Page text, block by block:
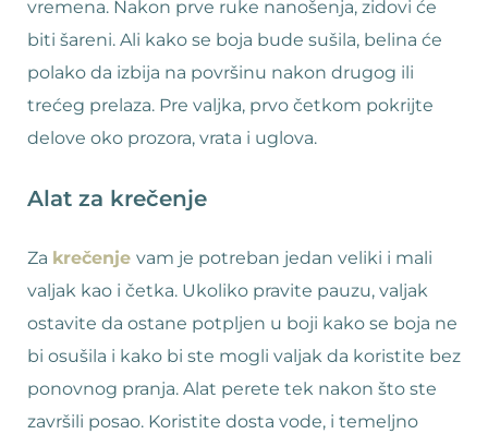
vremena. Nakon prve ruke nanošenja, zidovi će
biti šareni. Ali kako se boja bude sušila, belina će
polako da izbija na površinu nakon drugog ili
trećeg prelaza. Pre valjka, prvo četkom pokrijte
delove oko prozora, vrata i uglova.
Alat za krečenje
Za krečenje vam je potreban jedan veliki i mali
valjak kao i četka. Ukoliko pravite pauzu, valjak
ostavite da ostane potpljen u boji kako se boja ne
bi osušila i kako bi ste mogli valjak da koristite bez
ponovnog pranja. Alat perete tek nakon što ste
završili posao. Koristite dosta vode, i temeljno